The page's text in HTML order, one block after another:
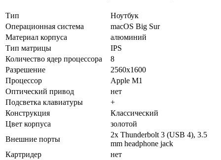
Тип
Ноутбук
Операционная система
macOS Big Sur
Материал корпуса
алюминий
Тип матрицы
IPS
Количество ядер процессора
8
Разрешение
2560x1600
Процессор
Apple M1
Оптический привод
нет
Подсветка клавиатуры
+
Конструкция
Классический
Цвет корпуса
золотой
Внешние порты
2x Thunderbolt 3 (USB 4), 3.5
mm headphone jack
Картридер
нет